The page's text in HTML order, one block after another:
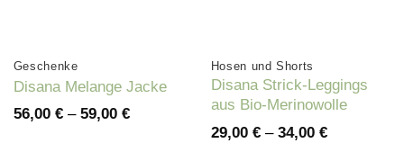
Geschenke
Disana Melange Jacke
56,00 €– 59,00 €
Hosen und Shorts
Disana Strick-Leggings
aus Bio-Merinowolle
29,00 €– 34,00 €